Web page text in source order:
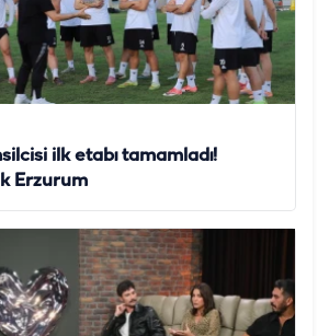
ilk etabı tamamladı!
Erzurum